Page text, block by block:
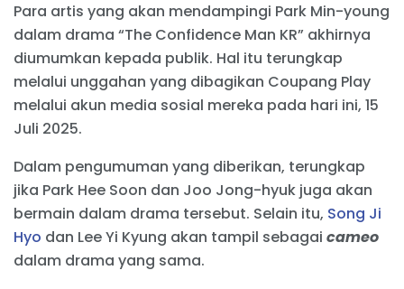
Para artis yang akan mendampingi Park Min-young
dalam drama “The Confidence Man KR” akhirnya
diumumkan kepada publik. Hal itu terungkap
melalui unggahan yang dibagikan Coupang Play
melalui akun media sosial mereka pada hari ini, 15
Juli 2025.
Dalam pengumuman yang diberikan, terungkap
jika Park Hee Soon dan Joo Jong-hyuk juga akan
bermain dalam drama tersebut. Selain itu, Song Ji
Hyo dan Lee Yi Kyung akan tampil sebagai cameo
dalam drama yang sama.